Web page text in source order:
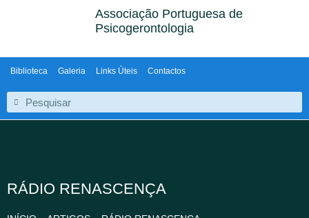
Associação Portuguesa de
Psicogerontologia
Biblioteca Galeria Links Úteis Contactos
RÁDIO RENASCENÇA